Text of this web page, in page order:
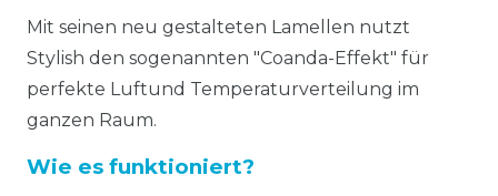
Mit seinen neu gestalteten Lamellen nutzt
Stylish den sogenannten "Coanda-Effekt" für
perfekte Luftund Temperaturverteilung im
ganzen Raum.
Wie es funktioniert?